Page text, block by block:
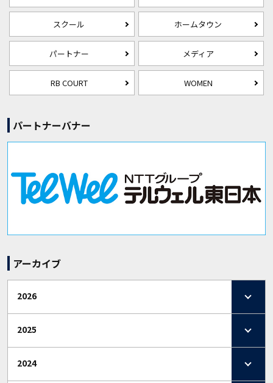
スクール ホームタウン
パートナー メディア
RB COURT WOMEN
パートナーバナー
アーカイブ
2026
2025
2024